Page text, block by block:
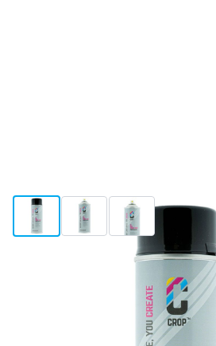
View larger imageView larger imageView larger image
Wysyłka w ciągu 1-2 dni